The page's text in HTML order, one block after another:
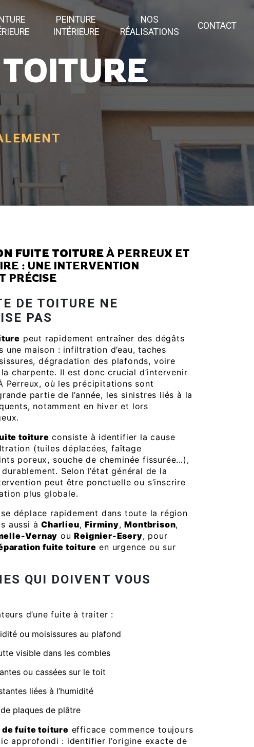
PEINTURE
INTÉRIEURE
NOS
RÉALISATIONS
CONTACT
FUITE TOITUREÀ PERREUX ET
: UNE INTERVENTION
PRÉCISE
DE TOITURE NE
PAS
peut rapidement entraîner des dégâts
une maison : infiltration d’eau, taches
dégradation des plafonds, voire
charpente. Il est donc crucial d’intervenir
Perreux, où les précipitations sont
partie de l’année, les sinistres liés à la
notamment en hiver et lors
toiture consiste à identifier la cause
(tuiles déplacées, faîtage
poreux, souche de cheminée fissurée…),
Selon l’état général de la
peut être ponctuelle ou s’inscrire
plus globale.
déplace rapidement dans toute la région
aussi àCharlieu,Firminy,Montbrison,
Vernay ouReignier-Esery, pour
fuite toiture en urgence ou sur
QUI DOIVENT VOUS
d’une fuite à traiter :
ou moisissures au plafond
visible dans les combles
ou cassées sur le toit
liées à l’humidité
plaques de plâtre
de fuite toiture efficace commence toujours
approfondi : identifier l’origine exacte de